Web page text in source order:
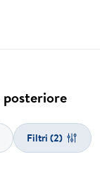
posteriore
Filtri (2)